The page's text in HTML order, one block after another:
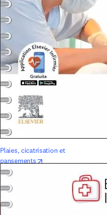
Plaies, cicatrisation et
pansements